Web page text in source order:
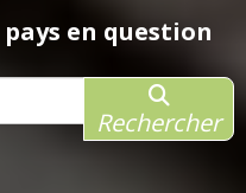
en question
Rechercher